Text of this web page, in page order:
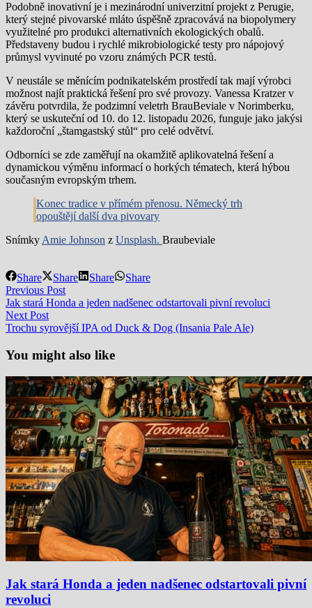
Podobně inovativní je i mezinárodní univerzitní projekt z Perugie,
který stejné pivovarské mláto úspěšně zpracovává na biopolymery
využitelné pro produkci alternativních ekologických obalů.
Představeny budou i rychlé mikrobiologické testy pro nápojový
průmysl vyvinuté po vzoru známých PCR testů.
V neustále se měnícím podnikatelském prostředí tak mají výrobci
možnost najít praktická řešení pro své provozy. Vanessa Kratzer v
závěru potvrdila, že podzimní veletrh BrauBeviale v Norimberku,
který se uskuteční od 10. do 12. listopadu 2026, funguje jako jakýsi
každoroční „štamgastský stůl“ pro celé odvětví.
Odborníci se zde zaměřují na okamžitě aplikovatelná řešení a
dynamickou výměnu informací o horkých tématech, která hýbou
současným evropským trhem.
Konec tradice v přímém přenosu. Německý trh
opouštějí další dva pivovary
Snímky Amie Johnson z Unsplash. Braubeviale
Share Share Share Share
Navigace
pro
příspěvek
Previous PostPrevious
post:
Jak stará Honda a jeden nadšenec odstartovali pivní revoluci
Next PostNext
post:
Trochu syrovější IPA od Duck & Dog (Insania Pale Ale)
You might also like
Jak stará Honda a jeden nadšenec odstartovali pivní
revoluci